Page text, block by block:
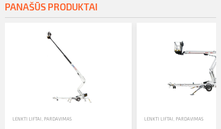
PANAŠŪS PRODUKTAI
LENKTI LIFTAI PARDAVIMAS LENKTI LIFTAI PARDAVIMAS